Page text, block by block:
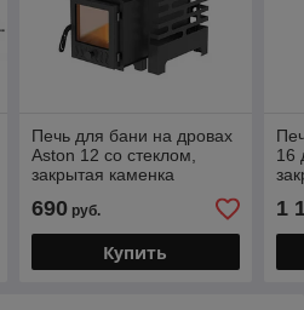
Печь для бани на дровах
Aston 12 со стеклом,
закрытая каменка
690руб.
Купить
16
1